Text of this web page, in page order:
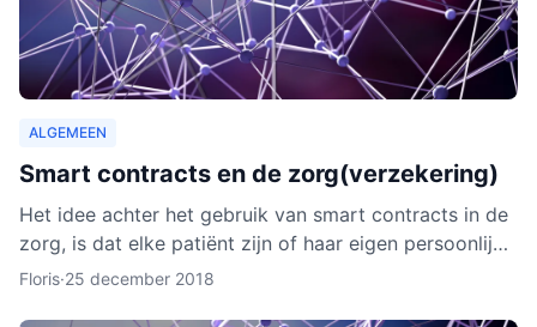
ALGEMEEN
Smart contracts en de zorg(verzekering)
Het idee achter het gebruik van smart contracts in de
zorg, is dat elke patiënt zijn of haar eigen persoonlijke
data vanaf ieder online apparaat kan inzien en b
Floris·25 december 2018